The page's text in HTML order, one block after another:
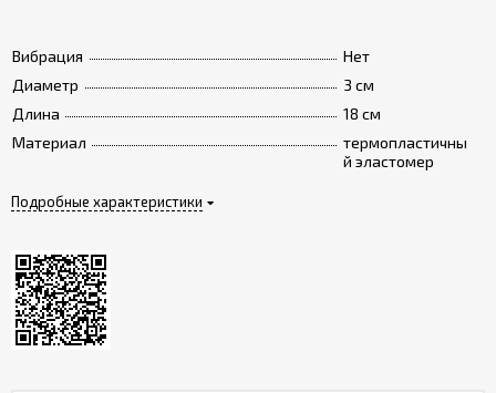
Вибрация
Нет
Диаметр
3 см
Длина
18 см
Материал
термопластичны
й эластомер
Подробные характеристики